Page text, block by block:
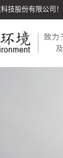
技股份有限公司！